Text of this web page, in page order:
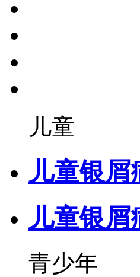
儿童
儿童银屑
儿童银屑
青少年